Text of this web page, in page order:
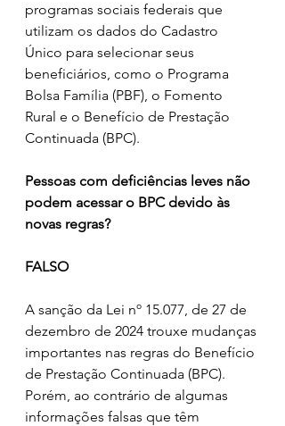
programas sociais federais que
utilizam os dados do Cadastro
Único para selecionar seus
beneficiários, como o Programa
Bolsa Família (PBF), o Fomento
Rural e o Benefício de Prestação
Continuada (BPC).
Pessoas com deficiências leves não
podem acessar o BPC devido às
novas regras?
FALSO
A sanção da Lei nº 15.077, de 27 de
dezembro de 2024 trouxe mudanças
importantes nas regras do Benefício
de Prestação Continuada (BPC).
Porém, ao contrário de algumas
informações falsas que têm